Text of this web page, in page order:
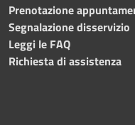
Prenotazione
Segnalazione disservizio
Leggi le FAQ
Richiesta di assistenza